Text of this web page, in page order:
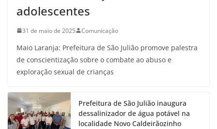
adolescentes
31 de maio de 2025 Comunicação
Maio Laranja: Prefeitura de São Julião promove palestra
de conscientização sobre o combate ao abuso e
exploração sexual de crianças
Prefeitura de São Julião inaugura
dessalinizador de água potável na
localidade Novo Caldeirãozinho